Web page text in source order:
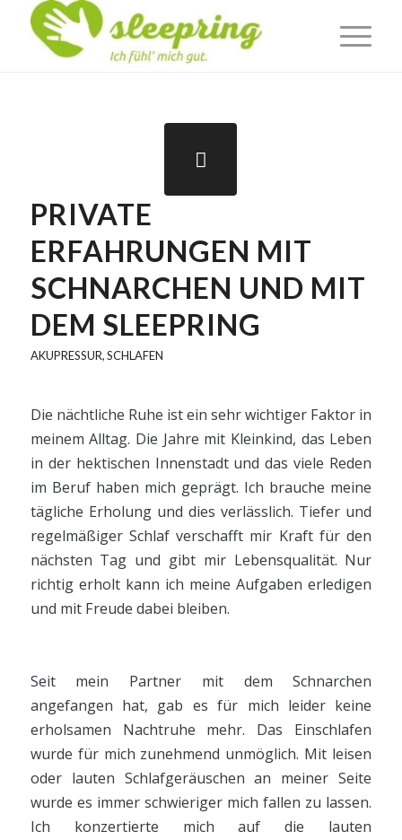
PRIVATE
ERFAHRUNGEN MIT
SCHNARCHEN UND MIT
DEM SLEEPRING
AKUPRESSUR,SCHLAFEN
Die nächtliche Ruhe ist ein sehr wichtiger Faktor in
meinem Alltag. Die Jahre mit Kleinkind, das Leben
in der hektischen Innenstadt und das viele Reden
im Beruf haben mich geprägt. Ich brauche meine
tägliche Erholung und dies verlässlich. Tiefer und
regelmäßiger Schlaf verschafft mir Kraft für den
nächsten Tag und gibt mir Lebensqualität. Nur
richtig erholt kann ich meine Aufgaben erledigen
und mit Freude dabei bleiben.
Seit mein Partner mit dem Schnarchen
angefangen hat, gab es für mich leider keine
erholsamen Nachtruhe mehr. Das Einschlafen
wurde für mich zunehmend unmöglich. Mit leisen
oder lauten Schlafgeräuschen an meiner Seite
wurde es immer schwieriger mich fallen zu lassen.
Ich konzertierte mich auf die lauten